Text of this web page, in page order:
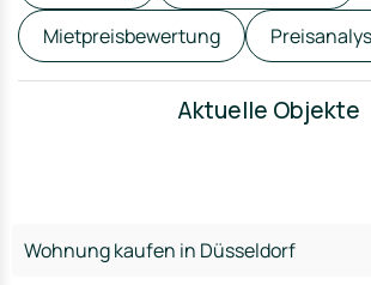
Mietpreisbewertung
Aktuelle Objekte
Wohnung kaufen in Düsseldorf